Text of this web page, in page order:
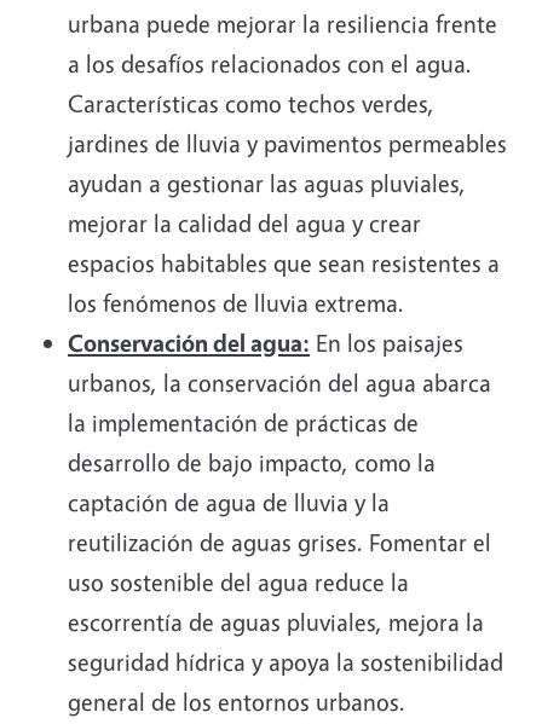
urbana puede mejorar la resiliencia frente
a los desafíos relacionados con el agua.
Características como techos verdes,
jardines de lluvia y pavimentos permeables
ayudan a gestionar las aguas pluviales,
mejorar la calidad del agua y crear
espacios habitables que sean resistentes a
los fenómenos de lluvia extrema.
Conservación del agua: En los paisajes
urbanos, la conservación del agua abarca
la implementación de prácticas de
desarrollo de bajo impacto, como la
captación de agua de lluvia y la
reutilización de aguas grises. Fomentar el
uso sostenible del agua reduce la
escorrentía de aguas pluviales, mejora la
seguridad hídrica y apoya la sostenibilidad
general de los entornos urbanos.